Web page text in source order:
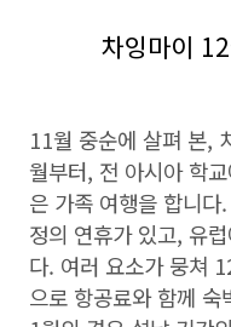
차잉마이
11월 중순에 살펴 본,
월부터, 전 아시아 학
은 가족 여행을 합니
정의 연휴가 있고, 유
다. 여러 요소가 뭉쳐
으로 항공료와 함께